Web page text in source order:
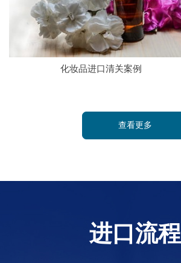
化妆品进口清关案例
查看更多
进口流程